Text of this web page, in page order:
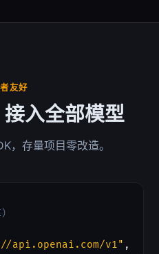
友好
入全部模型
，存量项目零改造。
api.openai.com/v1" ,